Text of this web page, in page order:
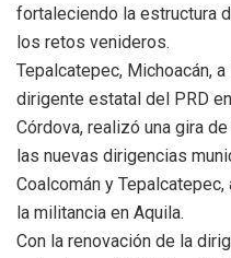
fortaleciendo la estructura
los retos venideros.
Tepalcatepec, Michoacán,
dirigente estatal del PRD
Córdova, realizó una gira
las nuevas dirigencias
Coalcomán y
la militancia en Aquila.
Con la renovación de la